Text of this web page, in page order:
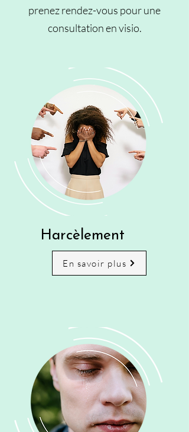
prenez rendez-vous pour une
consultation en visio.
Harcèlement
En savoir plus